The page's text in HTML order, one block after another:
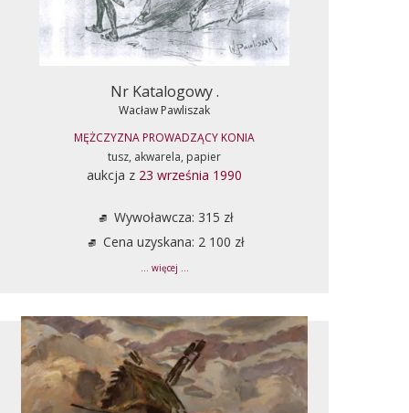
Nr Katalogowy .
Wacław Pawliszak
MĘŻCZYZNA PROWADZĄCY KONIA
tusz, akwarela, papier
aukcja z 23 września 1990
Wywoławcza: 315 zł
Cena uzyskana: 2 100 zł
... więcej ...